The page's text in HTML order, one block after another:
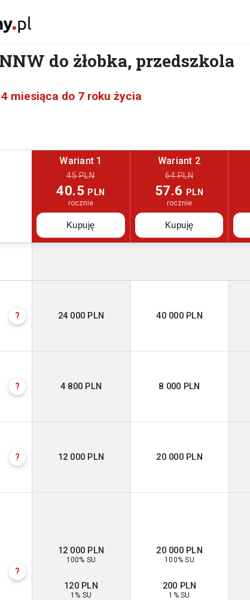
do żłobka, przedszkola
miesiąca do 7 roku życia
Wariant 1
45 PLN
40.5 PLN
rocznie
Kupuję
Wariant 2
64 PLN
57.6 PLN
rocznie
Kupuję
? 24 000 PLN 40 000 PLN
? 4 800 PLN 8 000 PLN
? 12 000 PLN 20 000 PLN
?
12 000 PLN
100% SU
120 PLN
1% SU
20 000 PLN
100% SU
200 PLN
1% SU